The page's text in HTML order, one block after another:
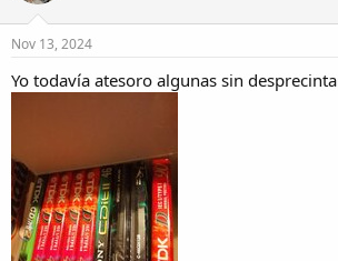
n
Nov 13, 2024
Yo todavía atesoro algunas sin